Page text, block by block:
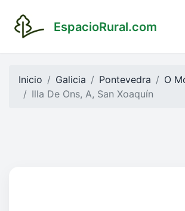
EspacioRural.com
Inicio Galicia Pontevedra O
Illa De Ons, A, San Xoaquín